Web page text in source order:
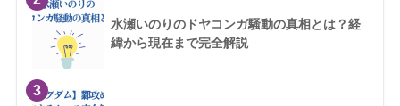
水瀬いのりのドヤコンガ騒動の真相とは？経
緯から現在まで完全解説
3